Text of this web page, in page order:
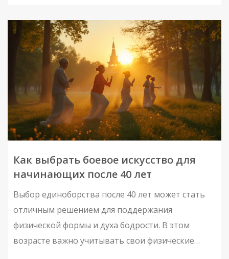
как айкидо, дзюдо и их влияние на физическое и
психическое благополучие. Узнаем, какие навыки
развивают эти боевые искусства и как избежать
травм в процессе обучения.
Как выбрать боевое искусство для
начинающих после 40 лет
Выбор единоборства после 40 лет может стать
отличным решением для поддержания
физической формы и духа бодрости. В этом
возрасте важно учитывать свои физические